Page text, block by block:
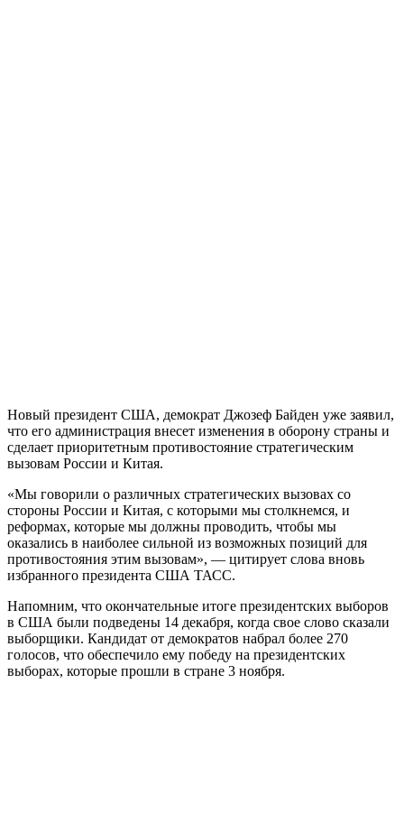
Новый президент США, демократ Джозеф Байден уже заявил,
что его администрация внесет изменения в оборону страны и
сделает приоритетным противостояние стратегическим
вызовам России и Китая.
«Мы говорили о различных стратегических вызовах со
стороны России и Китая, с которыми мы столкнемся, и
реформах, которые мы должны проводить, чтобы мы
оказались в наиболее сильной из возможных позиций для
противостояния этим вызовам», — цитирует слова вновь
избранного президента США ТАСС.
Напомним, что окончательные итоге президентских выборов
в США были подведены 14 декабря, когда свое слово сказали
выборщики. Кандидат от демократов набрал более 270
голосов, что обеспечило ему победу на президентских
выборах, которые прошли в стране 3 ноября.